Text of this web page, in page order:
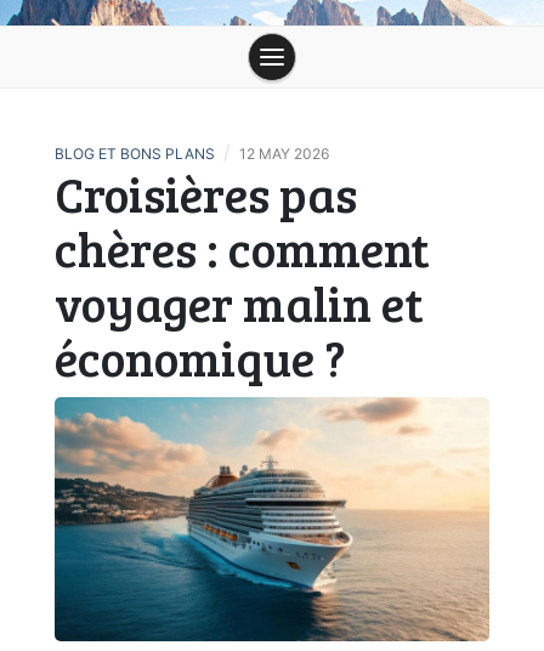
la-lande-du-
moulin.com
BLOG ET BONS PLANS / 12 MAY 2026
Croisières pas
chères : comment
voyager malin et
économique ?